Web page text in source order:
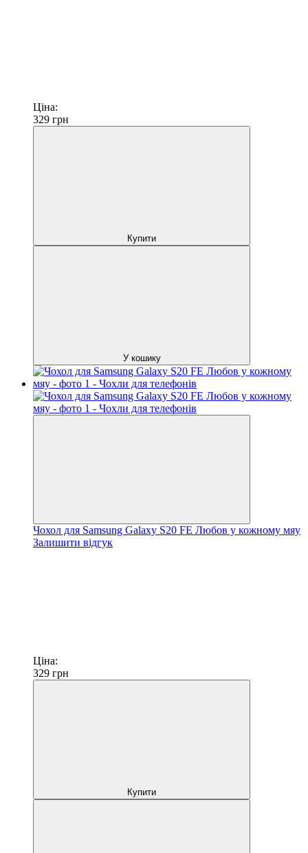
Ціна:
329 грн
Купити
У кошику
Чохол для Samsung Galaxy S20 FE Любов у кожному мяу
Залишити відгук
Ціна:
329 грн
Купити